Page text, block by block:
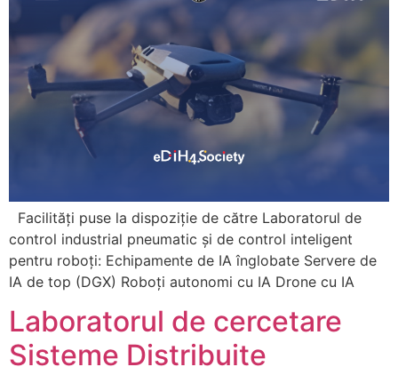
Facilități puse la dispoziție de către Laboratorul de
control industrial pneumatic și de control inteligent
pentru roboți: Echipamente de IA înglobate Servere de
IA de top (DGX) Roboți autonomi cu IA Drone cu IA
Laboratorul de cercetare
Sisteme Distribuite